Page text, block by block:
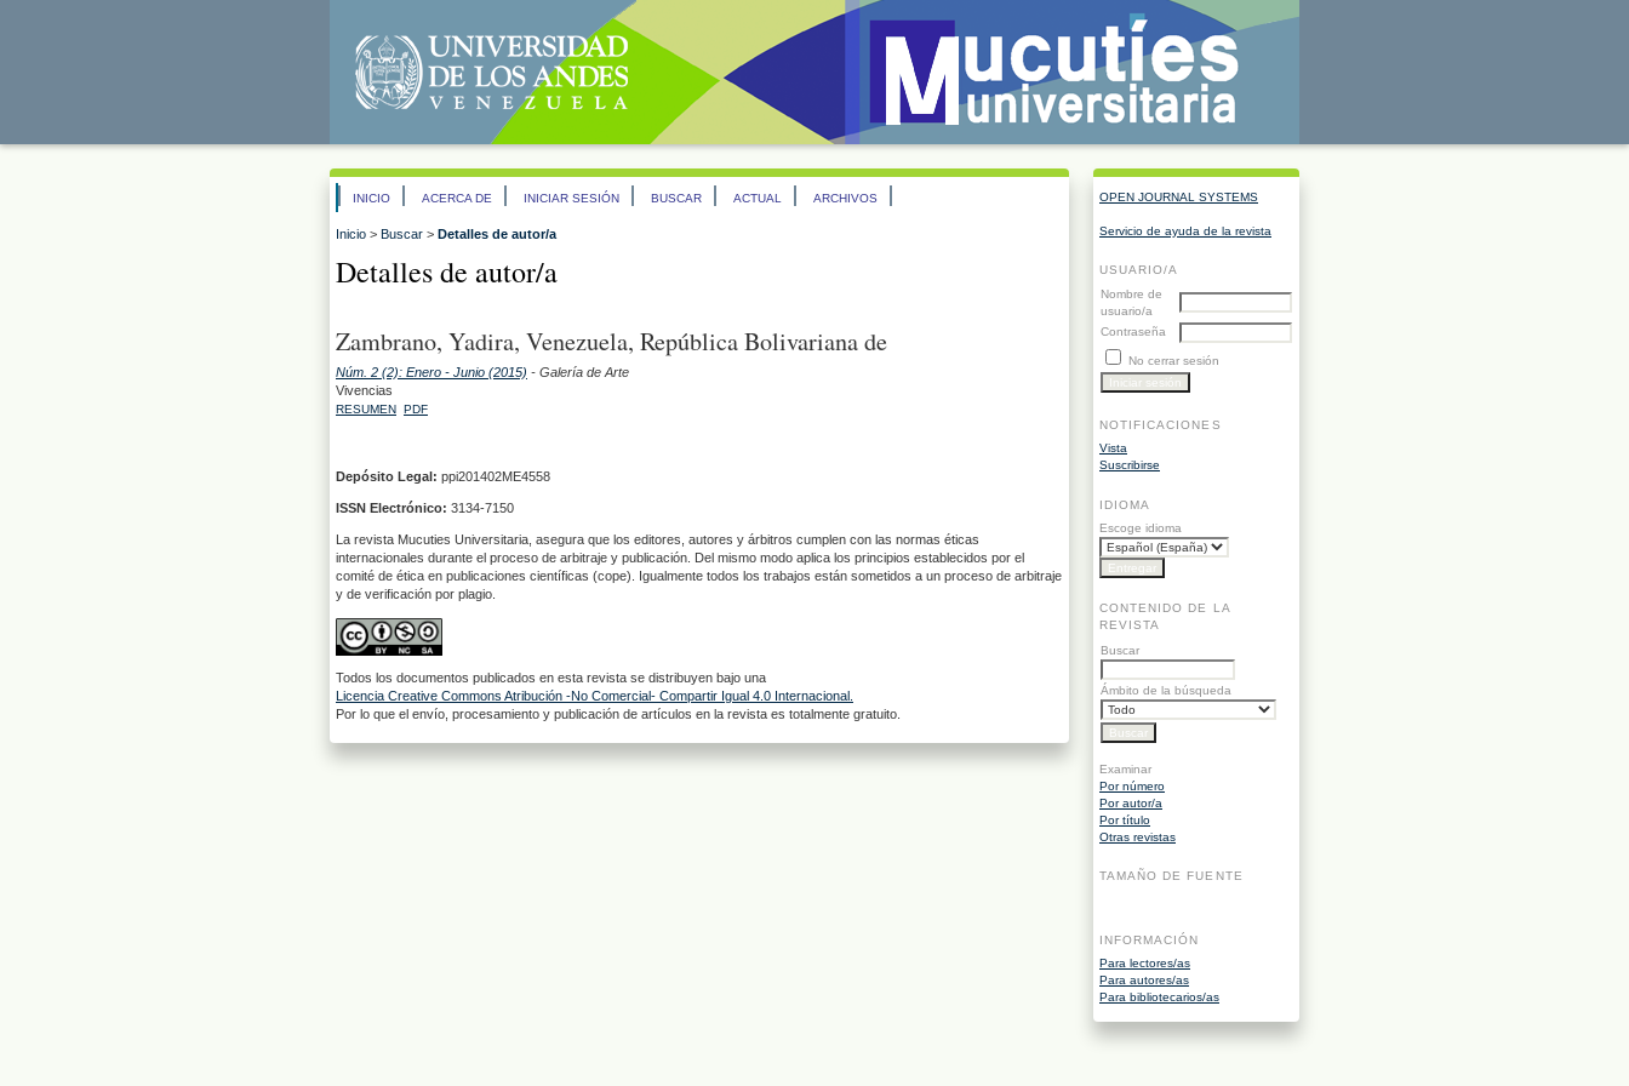
OPEN JOURNAL SYSTEMS
Servicio de ayuda de la revista
USUARIO/A
Nombre de
usuario/a
Contraseña
No cerrar sesión
NOTIFICACIONES
Vista
Suscribirse
IDIOMA
Escoge idioma
CONTENIDO DE LA
REVISTA
Buscar
Ámbito de la búsqueda
Examinar
Por número
Por autor/a
Por título
Otras revistas
TAMAÑO DE FUENTE
INFORMACIÓN
Para lectores/as
Para autores/as
Para bibliotecarios/as
INICIO ACERCA DE INICIAR SESIÓN BUSCAR ACTUAL ARCHIVOS
Inicio > Buscar > Detalles de autor/a
Detalles de autor/a
Zambrano, Yadira, Venezuela, República Bolivariana de
Núm. 2 (2): Enero - Junio (2015) - Galería de Arte
Vivencias
RESUMEN PDF
Depósito Legal: ppi201402ME4558
ISSN Electrónico: 3134-7150
La revista Mucuties Universitaria, asegura que los editores, autores y árbitros cumplen con las normas éticas
internacionales durante el proceso de arbitraje y publicación. Del mismo modo aplica los principios establecidos por el
comité de ética en publicaciones científicas (cope). Igualmente todos los trabajos están sometidos a un proceso de arbitraje
y de verificación por plagio.
Todos los documentos publicados en esta revista se distribuyen bajo una
Licencia Creative Commons Atribución -No Comercial- Compartir Igual 4.0 Internacional.
Por lo que el envío, procesamiento y publicación de artículos en la revista es totalmente gratuito.